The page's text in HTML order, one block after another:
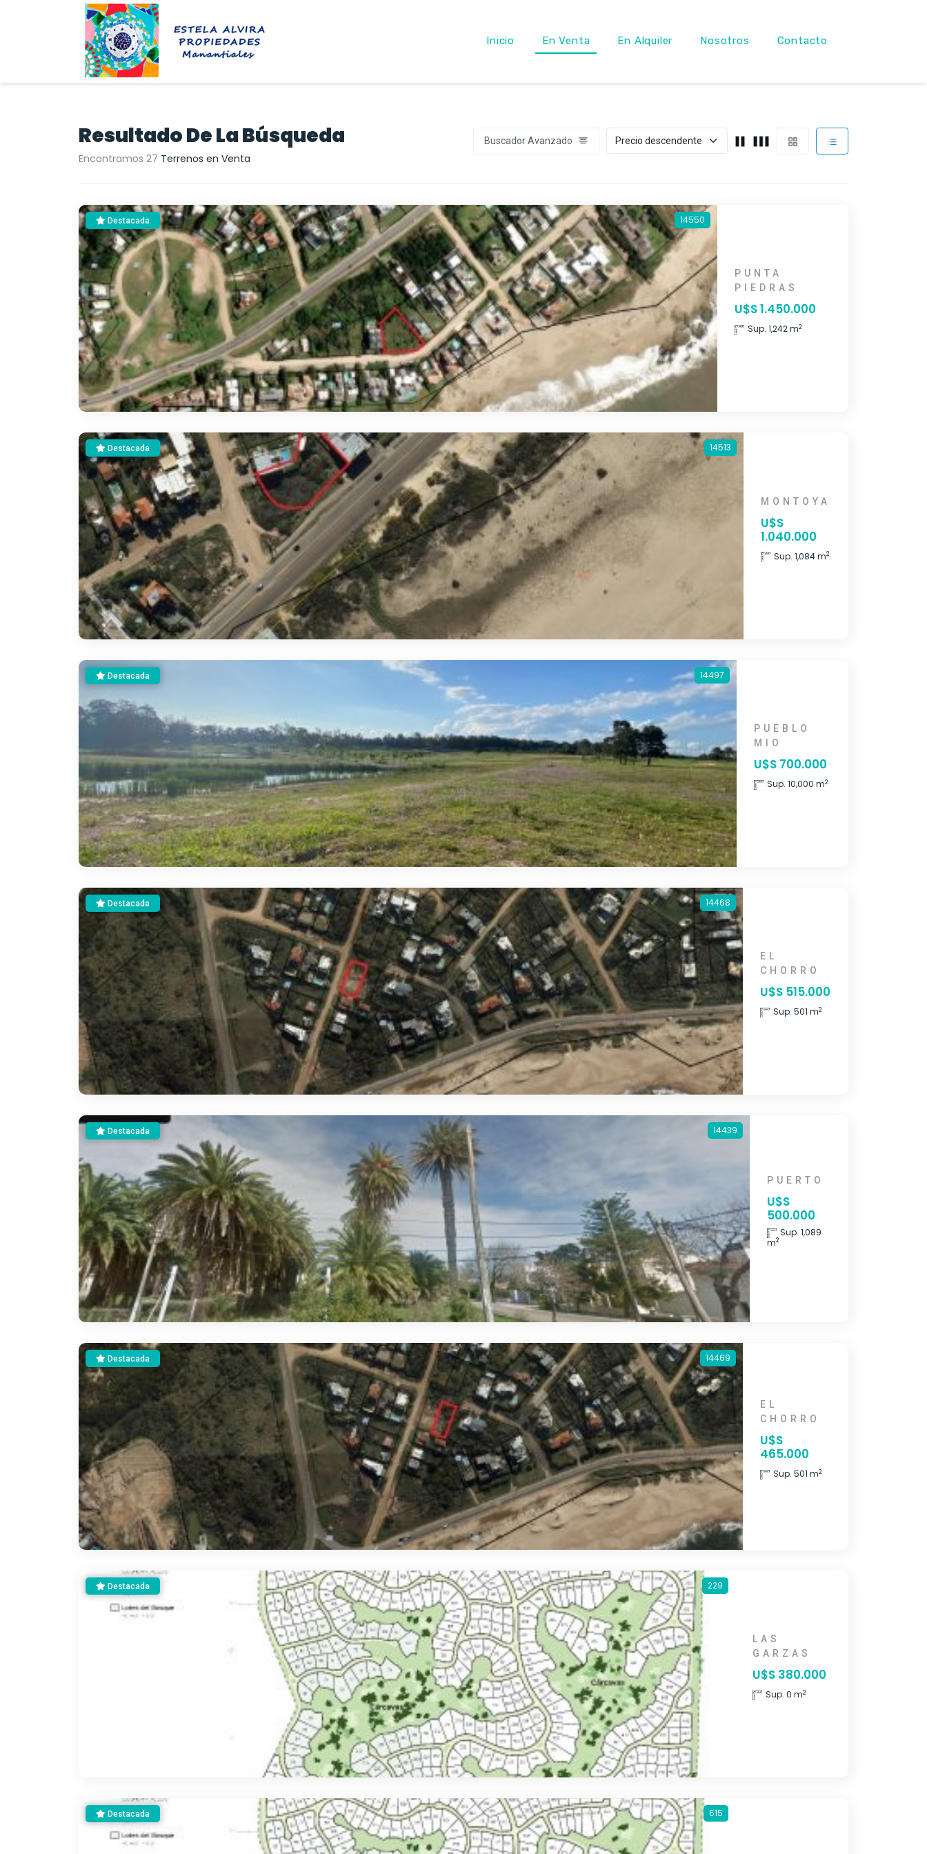
Inicio En Venta En Alquiler Nosotros Contacto
Resultado De La Búsqueda
Encontramos 27 Terrenos en Venta
Buscador Avanzado
Destacada 14550
PUNTA
PIEDRAS
U$S 1.450.000
Sup. 1,242 m2
Destacada 14513
MONTOYA
U$S
1.040.000
Sup. 1,084 m2
Destacada 14497
PUEBLO
MIO
U$S 700.000
Sup. 10,000 m2
Destacada 14468
EL
CHORRO
U$S 515.000
Sup. 501 m2
Destacada 14439
PUERTO
U$S
500.000
Sup. 1,089
m2
Destacada 14469
EL
CHORRO
U$S
465.000
Sup. 501 m2
Destacada 229
LAS
GARZAS
U$S 380.000
Sup. 0 m2
Destacada 615